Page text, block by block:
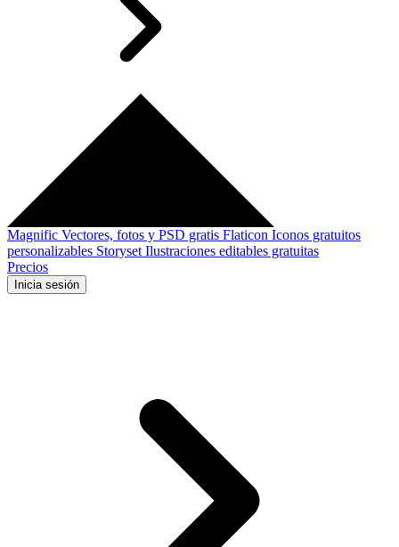
Magnific Vectores, fotos y PSD gratis Flaticon Iconos gratuitos
personalizables Storyset Ilustraciones editables gratuitas
Precios
Inicia sesión